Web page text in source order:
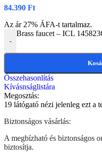
84.390 Ft
Az ár 27% ÁFA-t tartalmaz.
-
Brass faucet – ICL
Összehasonlítás
Kívásnságlistára
Megosztás:
19 látógató nézi jelenleg ezt a
Biztonságos vásárlás:
A megbízható és biztonságos
biztosítja.